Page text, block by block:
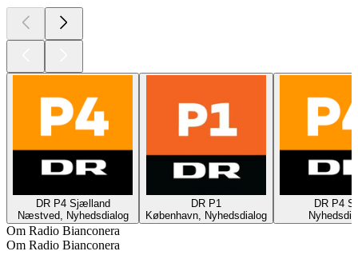
DR P4 Sjælland
Næstved, Nyhedsdialog
DR P1
København, Nyhedsdialog
DR P4
Om Radio Bianconera
Om Radio Bianconera